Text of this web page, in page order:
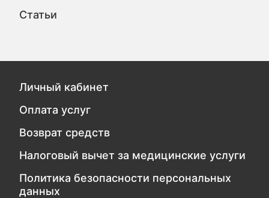
Статьи
Личный кабинет
Оплата услуг
Возврат средств
Налоговый вычет за медицинские услуги
Политика безопасности персональных
данных